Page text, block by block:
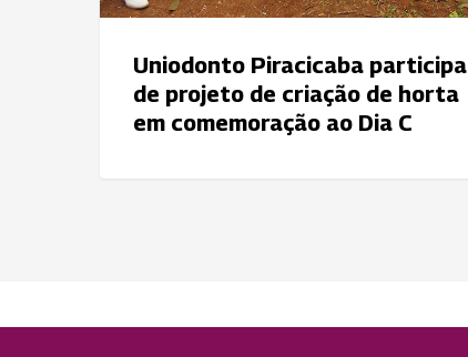
comemoração
Uniodonto Piracicaba participa
de projeto de criação de horta
em comemoração ao Dia C